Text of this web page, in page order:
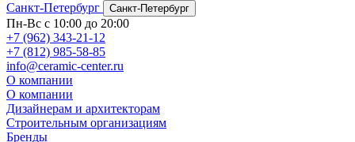
Санкт-Петербург
Санкт-Петербург
Пн-Вс с 10:00 до 20:00
+7 (962) 343-21-12
+7 (812) 985-58-85
info@ceramic-center.ru
О компании
О компании
Дизайнерам и архитекторам
Строительным организациям
Бренды